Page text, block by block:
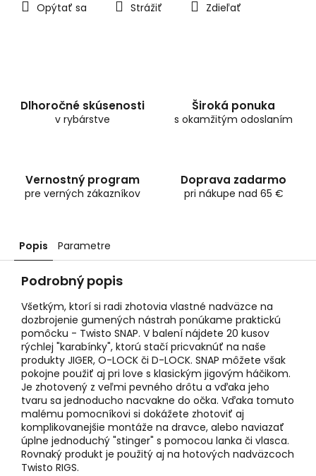
Opýtať sa Strážiť Zdieľať
Dlhoročné skúsenosti
v rybárstve
Široká ponuka
s okamžitým odoslaním
Vernostný program
pre verných zákazníkov
Doprava zadarmo
pri nákupe nad 65 €
Popis Parametre
Podrobný popis
Všetkým, ktorí si radi zhotovia vlastné nadväzce na
dozbrojenie gumených nástrah ponúkame praktickú
pomôcku - Twisto SNAP. V balení nájdete 20 kusov
rýchlej "karabínky", ktorú stačí pricvaknúť na naše
produkty JIGER, O-LOCK či D-LOCK. SNAP môžete však
pokojne použiť aj pri love s klasickým jigovým háčikom.
Je zhotovený z veľmi pevného drôtu a vďaka jeho
tvaru sa jednoducho nacvakne do očka. Vďaka tomuto
malému pomocníkovi si dokážete zhotoviť aj
komplikovanejšie montáže na dravce, alebo naviazať
úplne jednoduchý "stinger" s pomocou lanka či vlasca.
Rovnaký produkt je použitý aj na hotových nadväzcoch
Twisto RIGS.